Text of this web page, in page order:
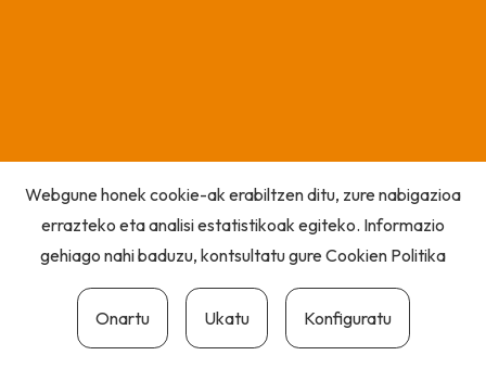
Webgune honek cookie-ak erabiltzen ditu, zure nabigazioa
errazteko eta analisi estatistikoak egiteko. Informazio
gehiago nahi baduzu, kontsultatu gureCookien Politika
Onartu Ukatu Konfiguratu